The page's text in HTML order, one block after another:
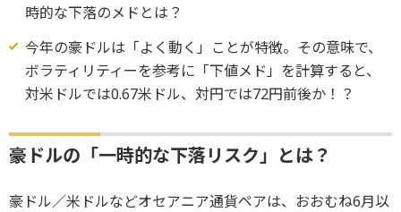
時的な下落のメドとは？
今年の豪ドルは「よく動く」ことが特徴。その意味で、
ボラティリティーを参考に「下値メド」を計算すると、
対米ドルでは0.67米ドル、対円では72円前後か！？
豪ドルの「一時的な下落リスク」とは？
豪ドル／米ドルなどオセアニア通貨ペアは、おおむね6月以